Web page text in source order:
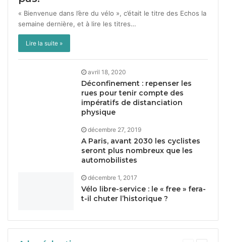
« Bienvenue dans l’ère du vélo », c’était le titre des Echos la
semaine dernière, et à lire les titres…
Lire la suite »
avril 18, 2020
Déconfinement : repenser les
rues pour tenir compte des
impératifs de distanciation
physique
décembre 27, 2019
A Paris, avant 2030 les cyclistes
seront plus nombreux que les
automobilistes
décembre 1, 2017
Vélo libre-service : le « free » fera-
t-il chuter l’historique ?